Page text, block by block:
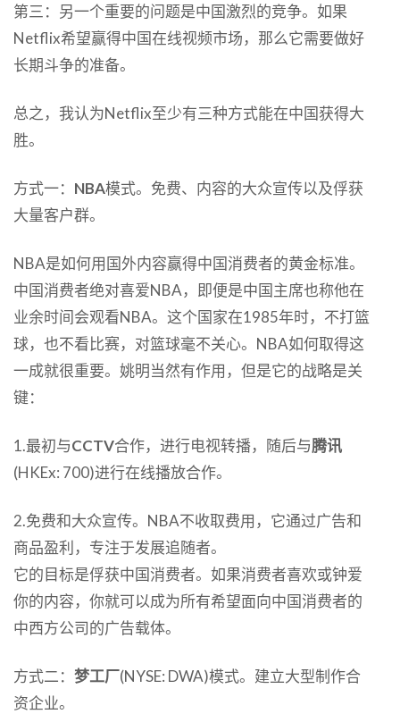
第三：另一个重要的问题是中国激烈的竞争。如果
Netflix希望赢得中国在线视频市场，那么它需要做好
长期斗争的准备。
总之，我认为Netflix至少有三种方式能在中国获得大
胜。
方式一： NBA模式。免费、内容的大众宣传以及俘获
大量客户群。
NBA是如何用国外内容赢得中国消费者的黄金标准。
中国消费者绝对喜爱NBA，即便是中国主席也称他在
业余时间会观看NBA。这个国家在1985年时，不打篮
球，也不看比赛，对篮球毫不关心。NBA如何取得这
一成就很重要。姚明当然有作用，但是它的战略是关
键：
1.最初与CCTV合作，进行电视转播，随后与腾讯
(HKEx: 700)进行在线播放合作。
2.免费和大众宣传。NBA不收取费用，它通过广告和
商品盈利，专注于发展追随者。
它的目标是俘获中国消费者。如果消费者喜欢或钟爱
你的内容，你就可以成为所有希望面向中国消费者的
中西方公司的广告载体。
方式二： 梦工厂(NYSE: DWA)模式。建立大型制作合
资企业。